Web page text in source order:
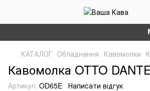
КАТАЛОГ Обладнання Кавомолки
Кавомолка OTTO
Артикул: OD65E Написати відгук